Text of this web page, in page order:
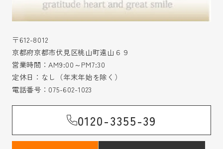
〒612-8012
京都府京都市伏見区桃山町遠山６９
営業時間：AM9:00～PM7:30
定休日：なし（年末年始を除く）
電話番号： 075-602-1023
0120-3355-39